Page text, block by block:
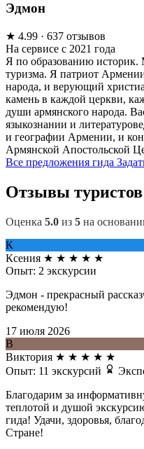
Эдмон
★ 4.99 · 637 отзывов
На сервисе с 2021 года
Я по образованию
туризма. Я патриот
народа, и верующий
камень в каждой церкви,
души армянского народа.
языкознании и
и географии Армении, и
Армянской Апостольской
Все предложения гида
Отзывы туристов
Оценка 5.0 из 5 на
К
Ксения ★ ★ ★ ★ ★
Опыт: 2 экскурсии
Эдмон - прекрасный
рекомендую!
17 июля 2026
В
Виктория ★ ★ ★ ★ ★
Опыт: 11 экскурсий
Благодарим за
теплотой и душой
гида! Удачи, здоровья,
Стране!